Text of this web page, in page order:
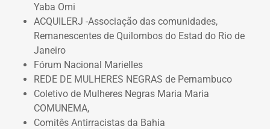
Yaba Omi
ACQUILERJ -Associação das comunidades,
Remanescentes de Quilombos do Estad do Rio de
Janeiro
Fórum Nacional Marielles
REDE DE MULHERES NEGRAS de Pernambuco
Coletivo de Mulheres Negras Maria Maria
COMUNEMA,
Comitês Antirracistas da Bahia